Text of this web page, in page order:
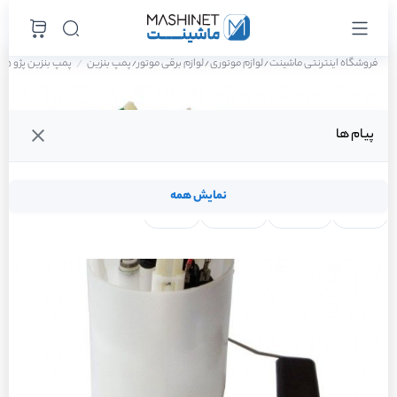
پیام ها
نمایش همه
فروشگاه اینترنتی ماشینت/لوازم موتوری/لوازم برقی موتور/پمپ بنزین پمپ بنزین پژو 405 GLX دوگانه سوز سال 1388